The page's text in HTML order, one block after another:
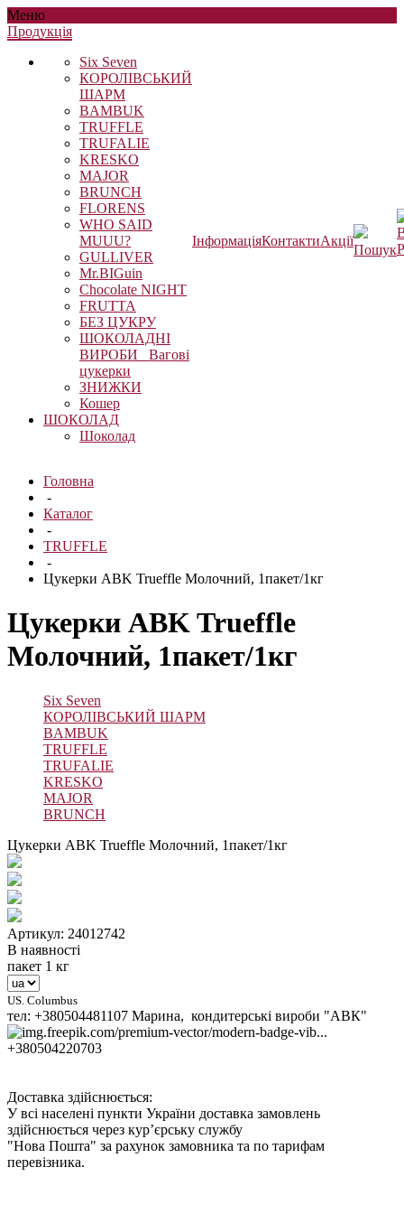
Меню
Продукцiя
Six Seven
КОРОЛІВСЬКИЙ
ШАРМ
BAMBUK
TRUFFLE
TRUFALIE
KRESKO
MAJOR
BRUNCH
FLORENS
WHO SAID
MUUU?
GULLIVER
Mr.BIGuin
Chocolate NIGHT
FRUTTA
БЕЗ ЦУКРУ
ШОКОЛАДНІ
ВИРОБИ_ Вагові
цукерки
ЗНИЖКИ
Кошер
ШОКОЛАД
Шоколад
ІнформаціяКонтактиАкції
Пошук
Головна
-
Каталог
-
TRUFFLE
-
Цукерки ABK Trueffle Молочний, 1пакет/1кг
Цукерки ABK Trueffle
Молочний, 1пакет/1кг
Six Seven
КОРОЛІВСЬКИЙ ШАРМ
BAMBUK
TRUFFLE
TRUFALIE
KRESKO
MAJOR
BRUNCH
Цукерки ABK Trueffle Молочний, 1пакет/1кг
Артикул: 24012742
В наявності
пакет 1 кг
US. Columbus
тел: +380504481107 Марина, кондитерські вироби "АВК"
+380504220703
Доставка здійснюється:
У всі населені пункти України доставка замовлень
здійснюється через кур’єрську службу
"Нова Пошта" за рахунок замовника та по тарифам
перевізника.